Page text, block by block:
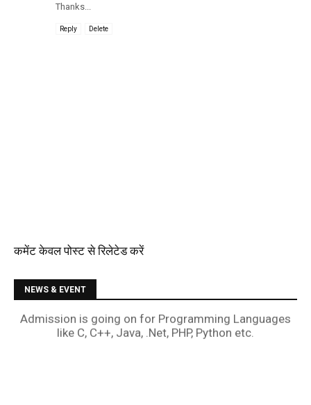
Thanks...
Reply Delete
कमेंट केवल पोस्ट से रिलेटेड करें
NEWS & EVENT